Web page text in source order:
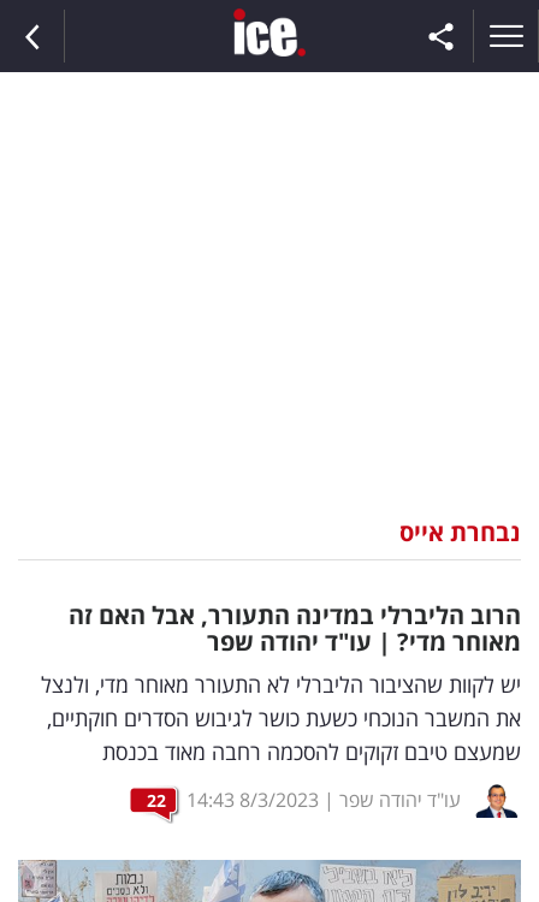
וצרכנות
דיגיטל
וטק
שיווק
ופרסום
משפט
מדדים
נבחרת אייס
הרוב הליברלי במדינה התעורר, אבל האם זה
מאוחר מדי? | עו"ד יהודה שפר
יש לקוות שהציבור הליברלי לא התעורר מאוחר מדי, ולנצל
את המשבר הנוכחי כשעת כושר לגיבוש הסדרים חוקתיים,
שמעצם טיבם זקוקים להסכמה רחבה מאוד בכנסת
עו"ד יהודה שפר |
8/3/2023
14:43
22